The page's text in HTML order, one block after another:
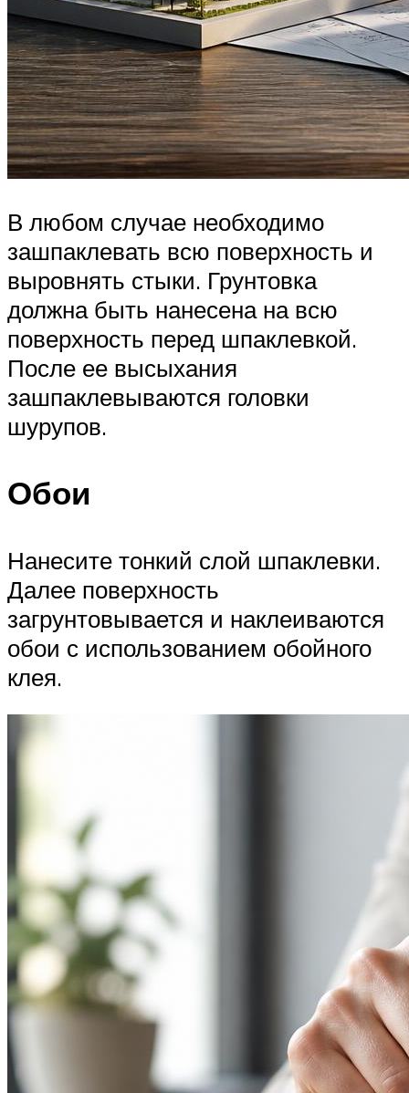
В любом случае необходимо
зашпаклевать всю поверхность и
выровнять стыки. Грунтовка
должна быть нанесена на всю
поверхность перед шпаклевкой.
После ее высыхания
зашпаклевываются головки
шурупов.
Обои
Нанесите тонкий слой шпаклевки.
Далее поверхность
загрунтовывается и наклеиваются
обои с использованием обойного
клея.